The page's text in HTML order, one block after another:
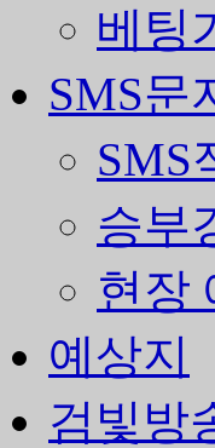
베팅
SMS문
SMS
승부
현장
예상지
검빛방